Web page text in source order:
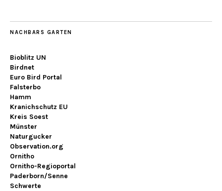
NACHBARS GARTEN
Bioblitz UN
Birdnet
Euro Bird Portal
Falsterbo
Hamm
Kranichschutz EU
Kreis Soest
Münster
Naturgucker
Observation.org
Ornitho
Ornitho-Regioportal
Paderborn/Senne
Schwerte